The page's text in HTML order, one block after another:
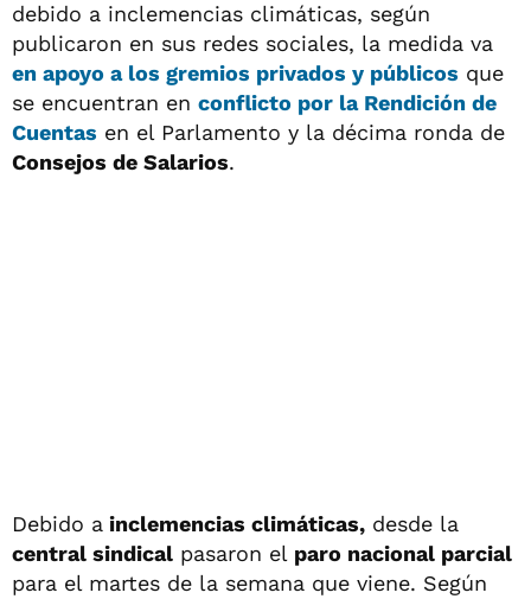
debido a inclemencias climáticas, según
publicaron en sus redes sociales, la medida va
en apoyo a los gremios privados y públicos que
se encuentran en conflicto por la Rendición de
Cuentas en el Parlamento y la décima ronda de
Consejos de Salarios.
Debido a inclemencias climáticas, desde la
central sindical pasaron el paro nacional parcial
para el martes de la semana que viene. Según